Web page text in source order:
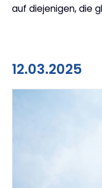
auf diejenigen, die
12.03.2025